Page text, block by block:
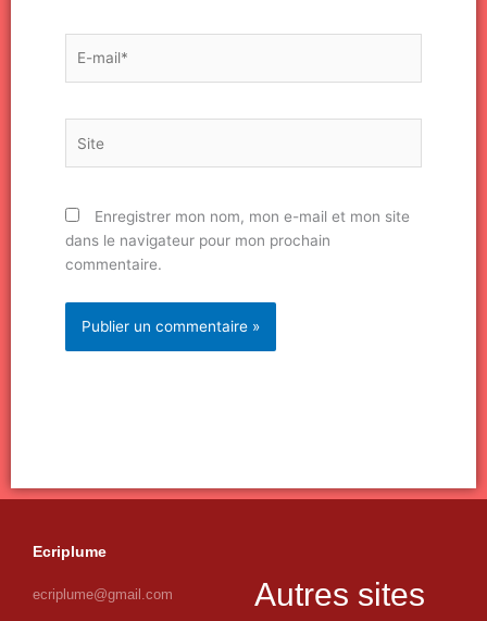
mail*
Enregistrer mon nom, mon e-mail et mon site
dans le navigateur pour mon prochain
commentaire.
Ecriplume
ecriplume@gmail.com Autres sites